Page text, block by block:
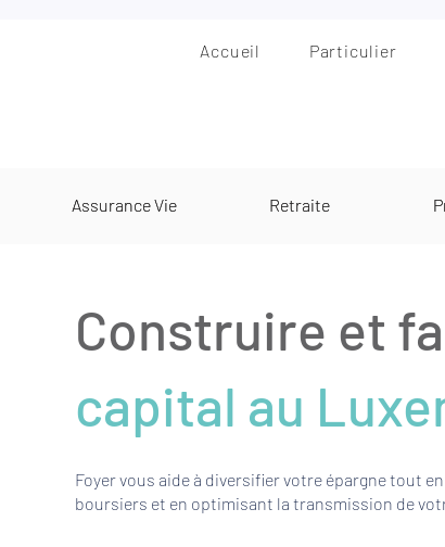
Accueil Particulier
Construire et
capital au
Foyer vous aide à diversifier votre épargne tout
boursiers et en optimisant la transmission de
Assurance Vie Retraite